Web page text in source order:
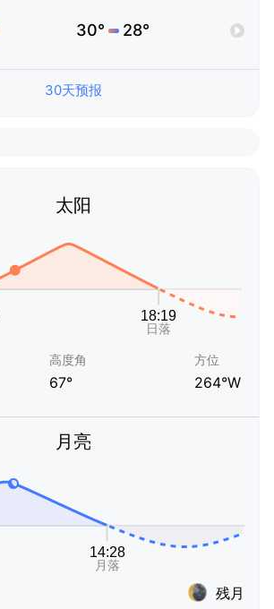
30° 28°
30天预报
太阳
高度角
67°
方位
264°W
月亮
残月